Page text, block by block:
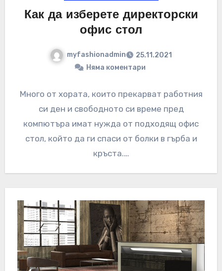
Как да изберете директорски
офис стол
myfashionadmin
25.11.2021
Няма коментари
Много от хората, които прекарват работния
си ден и свободното си време пред
компютъра имат нужда от подходящ офис
стол, който да ги спаси от болки в гърба и
кръста.…